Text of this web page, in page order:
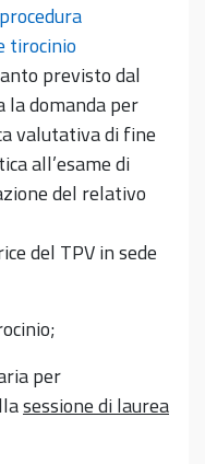
procedura
tirocinio
previsto dal
la domanda per
valutativa di fine
all’esame di
del relativo
del TPV in sede
per
sessione di laurea